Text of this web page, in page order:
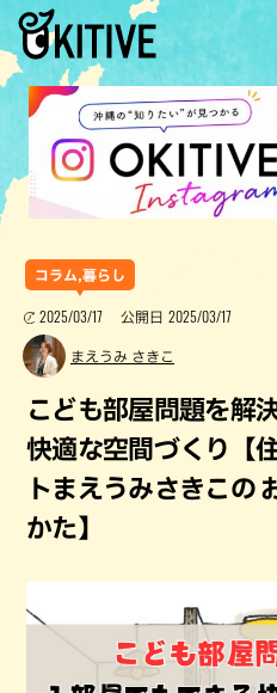
コラム,暮らし
2025/03/17 公開日 2025/03/17
まえうみ さきこ
こども部屋問題を解
快適な空間づくり【
トまえうみさきこの
かた】